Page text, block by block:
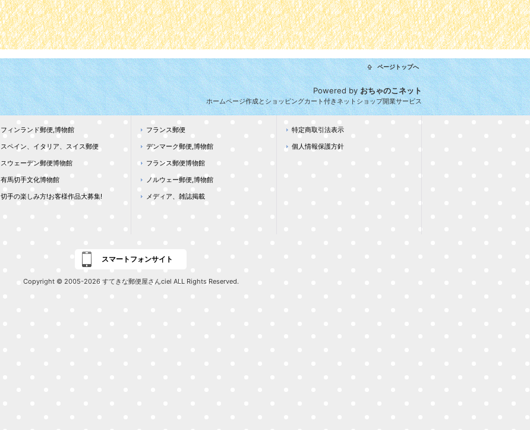
ページトップへ
Powered byおちゃのこネット
ホームページ作成とショッピングカート付きネットショップ開業サービス
フィンランド郵便,博物館
スペイン、イタリア、スイス郵便
スウェーデン郵便博物館
有馬切手文化博物館
切手の楽しみ方!お客様作品大募集!
フランス郵便
デンマーク郵便,博物館
フランス郵便博物館
ノルウェー郵便,博物館
メディア、雑誌掲載
特定商取引法表示
個人情報保護方針
スマートフォンサイト
Copyright © 2005-2026 すてきな郵便屋さんciel ALL Rights Reserved.